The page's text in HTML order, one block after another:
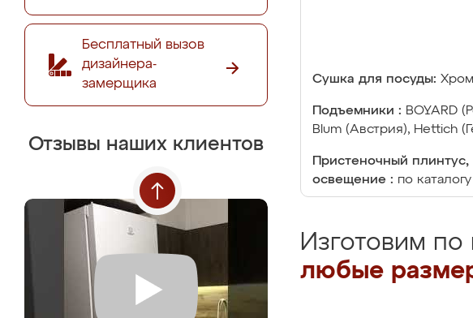
Бесплатный вызов
дизайнера-
замерщика
Отзывы наших клиентов
Сушка для посуды:
Подъемники : BOYARD
Blum (Австрия), Hettich
Пристеночный
освещение : по каталогу
Изготовим по
любые